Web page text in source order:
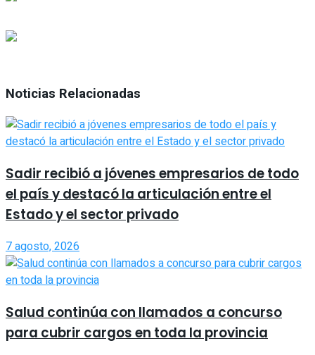
Noticias Relacionadas
Sadir recibió a jóvenes empresarios de todo
el país y destacó la articulación entre el
Estado y el sector privado
7 agosto, 2026
Salud continúa con llamados a concurso
para cubrir cargos en toda la provincia